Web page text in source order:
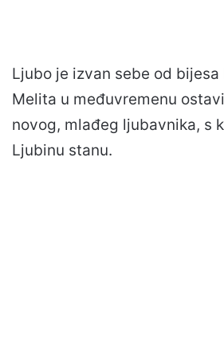
Ljubo je izvan sebe od
Melita u međuvremenu
novog, mlađeg ljubavnika, s
Ljubinu stanu.